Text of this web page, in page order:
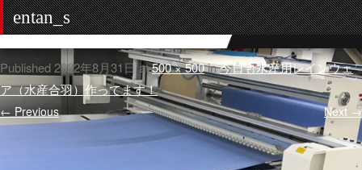
entan_s
Published2022年8月31日at500 × 500in今日も水産用レインウェ
ア（水産合羽）作ってます！.
← Previous Next →